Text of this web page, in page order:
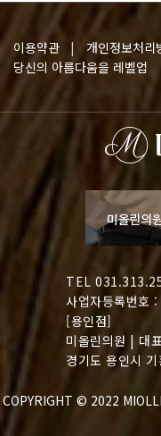
이용약관 개인정보처리
당신의 아름다움을 레벨업
[수원본점]
미올린의원 | 대
경기도 수원시
TEL
[오산점]
미올린의원 | 대
경기도 오산시
TEL
사업자등록번
[시흥점]
미올린의원 | 대
경기도 시흥시
TEL
사업자등록번호
[용인점]
미올린의원 | 대
경기도 용인시
TEL
사업자등록번호
COPYRIGHT © 2022